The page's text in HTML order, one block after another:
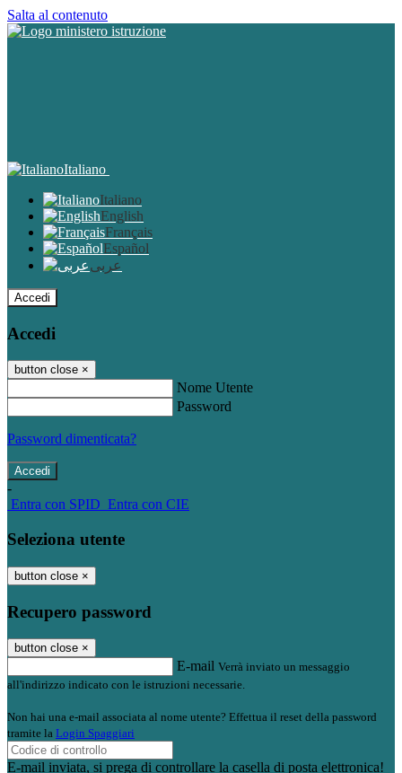
Salta al contenuto
Italiano
Italiano
English
Français
Español
عربى
Accedi
Accedi
button close ×
Nome Utente
Password
Password dimenticata?
-
Entra con SPID Entra con CIE
Seleziona utente
button close ×
Recupero password
button close ×
E-mail Verrà inviato un messaggio
all'indirizzo indicato con le istruzioni necessarie.
Non hai una e-mail associata al nome utente? Effettua il reset della password
tramite la Login Spaggiari
E-mail inviata, si prega di controllare la casella di posta elettronica!